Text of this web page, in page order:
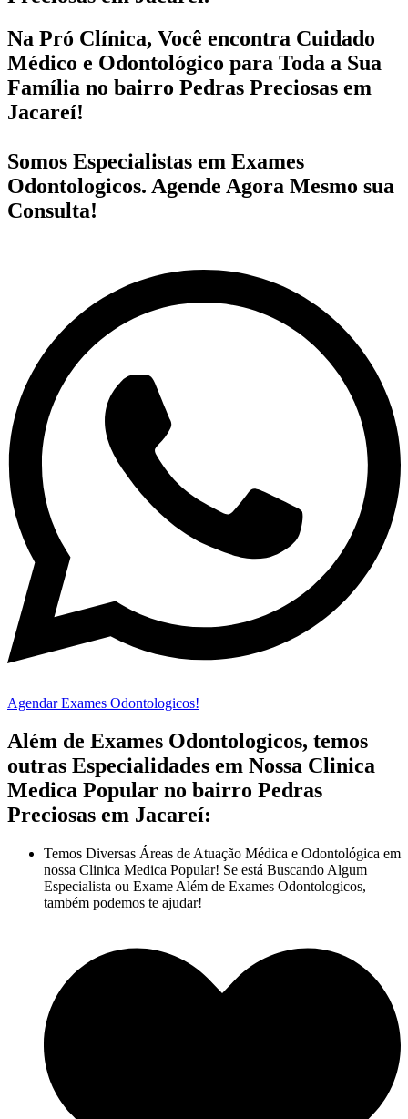
Na Pró Clínica, Você encontra Cuidado
Médico e Odontológico para Toda a Sua
Família no bairro Pedras Preciosas em
Jacareí!
Somos Especialistas em Exames
Odontologicos. Agende Agora Mesmo sua
Consulta!
Agendar Exames Odontologicos!
Além de Exames Odontologicos, temos
outras Especialidades em Nossa Clinica
Medica Popular no bairro Pedras
Preciosas em Jacareí:
Temos Diversas Áreas de Atuação Médica e Odontológica em
nossa Clinica Medica Popular! Se está Buscando Algum
Especialista ou Exame Além de Exames Odontologicos,
também podemos te ajudar!